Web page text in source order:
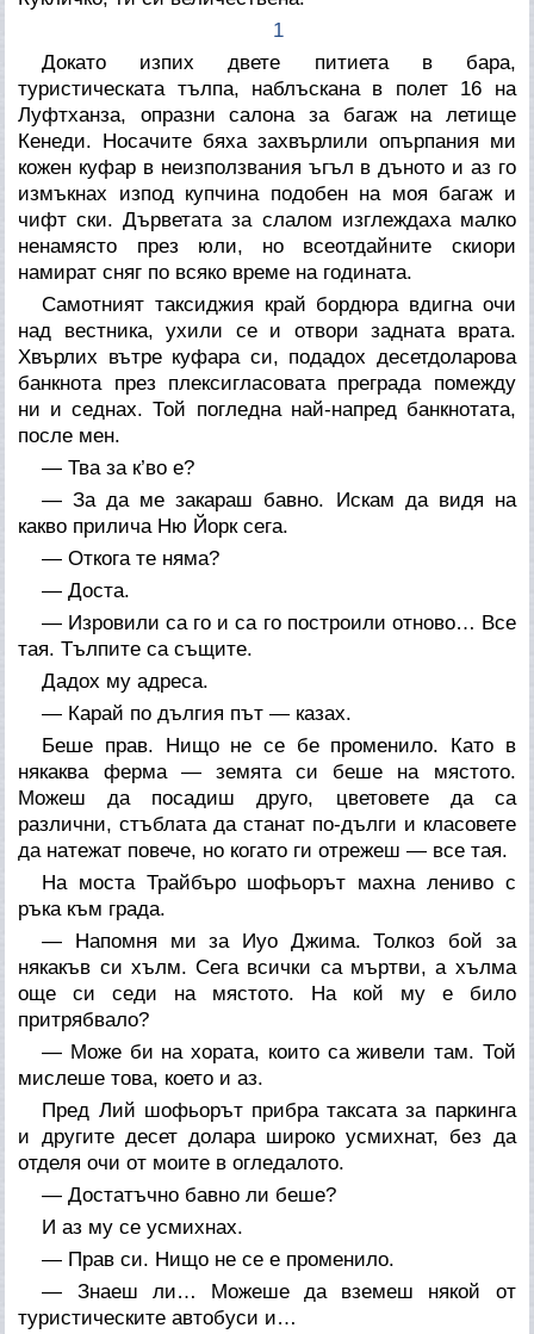
1
Докато изпих двете питиета в бара,
туристическата тълпа, наблъскана в полет 16 на
Луфтханза, опразни салона за багаж на летище
Кенеди. Носачите бяха захвърлили опърпания ми
кожен куфар в неизползвания ъгъл в дъното и аз го
измъкнах изпод купчина подобен на моя багаж и
чифт ски. Дърветата за слалом изглеждаха малко
ненамясто през юли, но всеотдайните скиори
намират сняг по всяко време на годината.
Самотният таксиджия край бордюра вдигна очи
над вестника, ухили се и отвори задната врата.
Хвърлих вътре куфара си, подадох десетдоларова
банкнота през плексигласовата преграда помежду
ни и седнах. Той погледна най-напред банкнотата,
после мен.
— Тва за к’во е?
— За да ме закараш бавно. Искам да видя на
какво прилича Ню Йорк сега.
— Откога те няма?
— Доста.
— Изровили са го и са го построили отново… Все
тая. Тълпите са същите.
Дадох му адреса.
— Карай по дългия път — казах.
Беше прав. Нищо не се бе променило. Като в
някаква ферма — земята си беше на мястото.
Можеш да посадиш друго, цветовете да са
различни, стъблата да станат по-дълги и класовете
да натежат повече, но когато ги отрежеш — все тая.
На моста Трайбъро шофьорът махна лениво с
ръка към града.
— Напомня ми за Иуо Джима. Толкоз бой за
някакъв си хълм. Сега всички са мъртви, а хълма
още си седи на мястото. На кой му е било
притрябвало?
— Може би на хората, които са живели там. Той
мислеше това, което и аз.
Пред Лий шофьорът прибра таксата за паркинга
и другите десет долара широко усмихнат, без да
отделя очи от моите в огледалото.
— Достатъчно бавно ли беше?
И аз му се усмихнах.
— Прав си. Нищо не се е променило.
— Знаеш ли… Можеше да вземеш някой от
туристическите автобуси и…